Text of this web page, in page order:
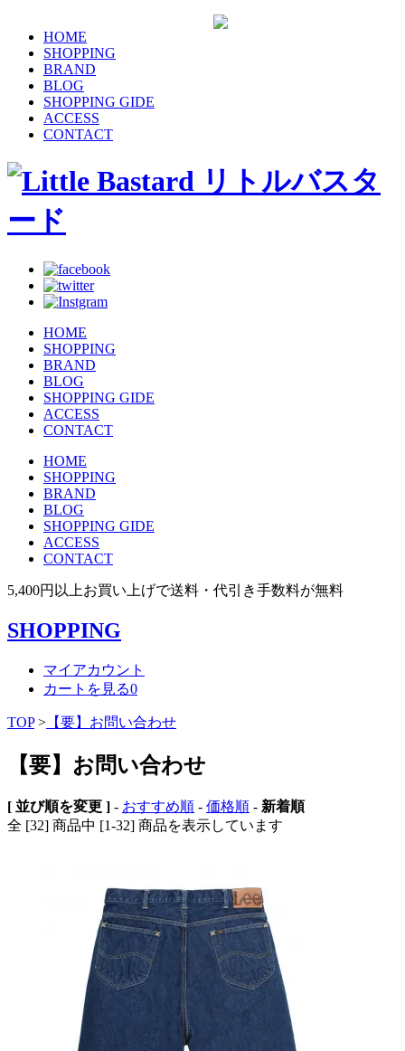
HOME
SHOPPING
BRAND
BLOG
SHOPPING GIDE
ACCESS
CONTACT
HOME
SHOPPING
BRAND
BLOG
SHOPPING GIDE
ACCESS
CONTACT
HOME
SHOPPING
BRAND
BLOG
SHOPPING GIDE
ACCESS
CONTACT
5,400円以上お買い上げで送料・代引き手数料が無料
SHOPPING
マイアカウント
カートを見る0
TOP > 【要】お問い合わせ
【要】お問い合わせ
[ 並び順を変更 ] - おすすめ順 - 価格順 - 新着順
全 [32] 商品中 [1-32] 商品を表示しています